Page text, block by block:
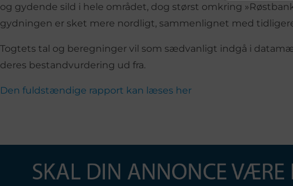
og gydende sild i hele området, dog størst omkring
gydningen er sket mere nordligt, sammenlignet med
Togtets tal og beregninger vil som sædvanligt indgå i
deres bestandvurdering ud fra.
Den fuldstændige rapport kan læses her